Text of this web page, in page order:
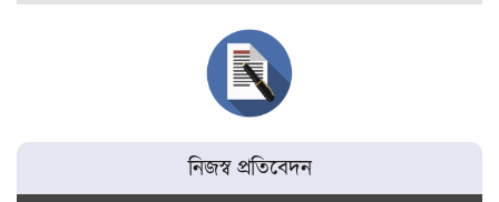
নিজস্ব প্রতিবেদন